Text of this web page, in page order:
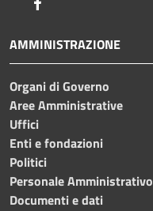
AMMINISTRAZIONE
Organi di Governo
Aree Amministrative
Uffici
Enti e fondazioni
Politici
Personale Amministrativo
Documenti e dati